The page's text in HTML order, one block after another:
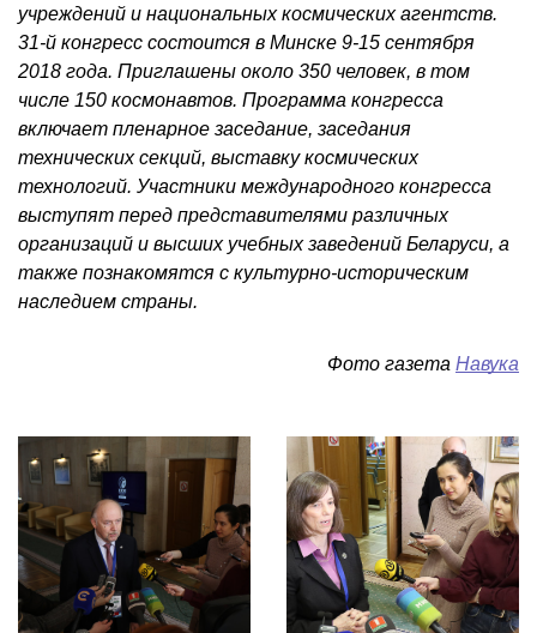
учреждений и национальных космических агентств.
31-й конгресс состоится в Минске 9-15 сентября
2018 года. Приглашены около 350 человек, в том
числе 150 космонавтов. Программа конгресса
включает пленарное заседание, заседания
технических секций, выставку космических
технологий. Участники международного конгресса
выступят перед представителями различных
организаций и высших учебных заведений Беларуси, а
также познакомятся с культурно-историческим
наследием страны.
Фото газета Навука